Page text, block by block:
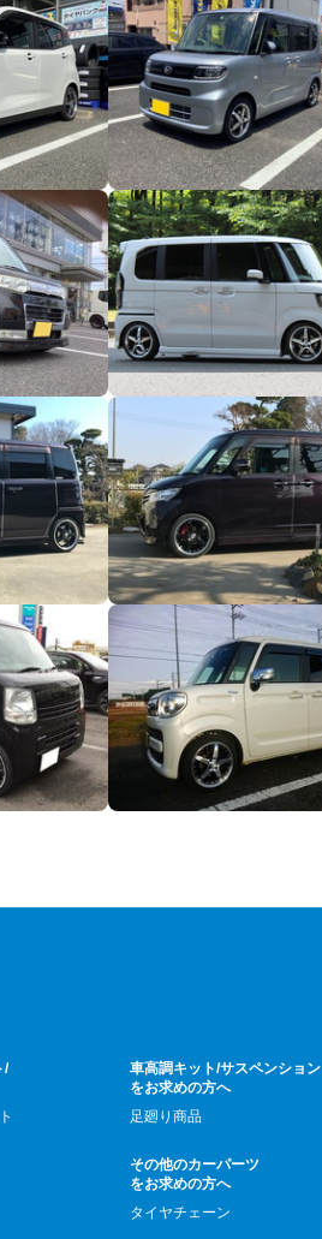
/
車高調キット/サスペンション
をお求めの方へ
足廻り商品
その他のカーパーツ
をお求めの方へ
タイヤチェーン